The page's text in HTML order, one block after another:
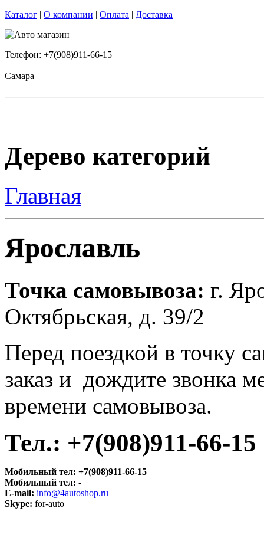
Каталог | О компании | Оплата | Доставка
Телефон: +7(908)911-66-15
Самара
Дерево категорий
Главная
Ярославль
Точка самовывоза: г.
Октябрьская, д. 39/2
Перед поездкой в точку
заказ и дождите звонка
времени самовывоза.
Тел.: +7(908)911-66-15
Мобильный тел: +7(908)911-66-15
Мобильный тел: -
E-mail: info@4autoshop.ru
Skype: for-auto